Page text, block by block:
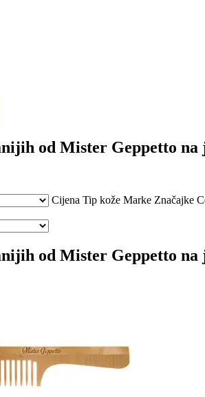
od Mister Geppetto na
Cijena Tip kože Marke Značajke
od Mister Geppetto na